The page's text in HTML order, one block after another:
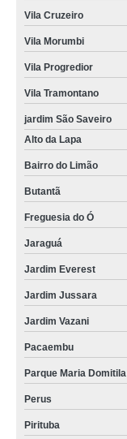
Vila Cruzeiro
Vila Morumbi
Vila Progredior
Vila Tramontano
jardim São Saveiro
Alto da Lapa
Bairro do Limão
Butantã
Freguesia do Ó
Jaraguá
Jardim Everest
Jardim Jussara
Jardim Vazani
Pacaembu
Parque Maria Domitila
Perus
Pirituba